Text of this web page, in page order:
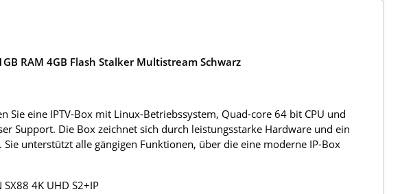
RAM 4GB Flash Stalker Multistream Schwarz
Sie eine IPTV-Box mit Linux-Betriebssystem, Quad-core 64 bit CPU und
Support. Die Box zeichnet sich durch leistungsstarke Hardware und ein
unterstützt alle gängigen Funktionen, über die eine moderne IP-Box
4K UHD S2+IP